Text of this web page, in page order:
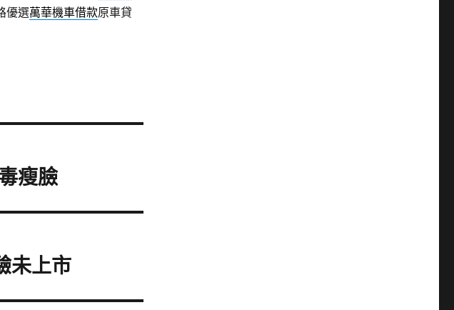
優選萬華機車借款原車貸
瘦臉
未上市